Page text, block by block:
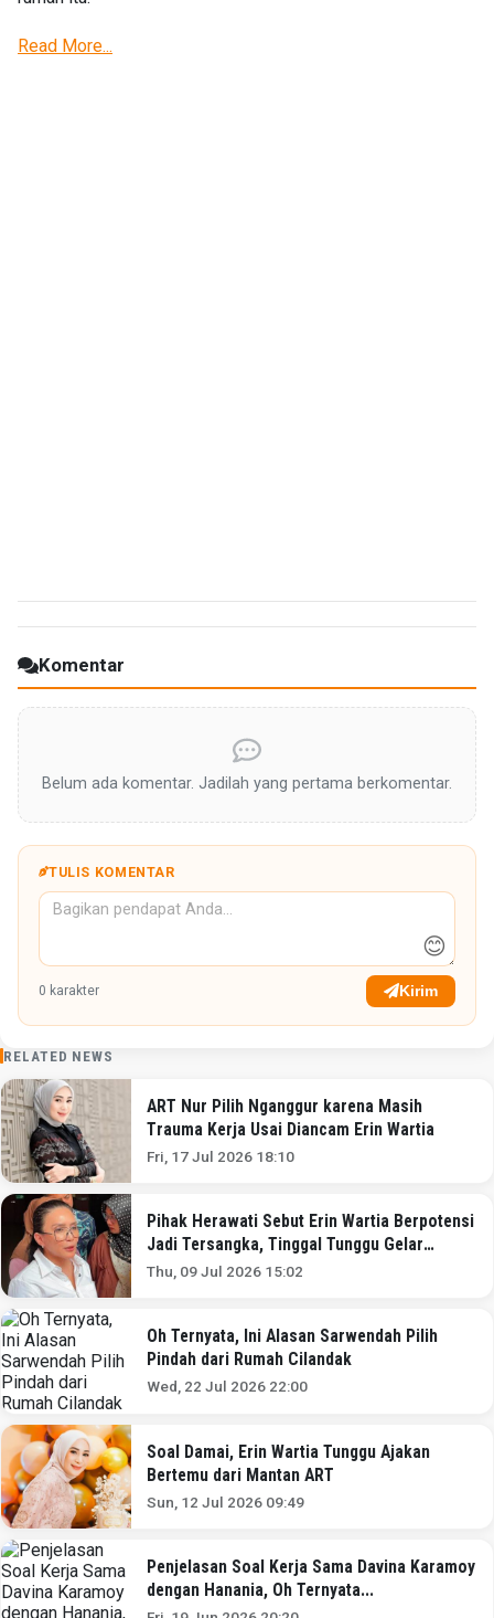
Read More...
Komentar
Belum ada komentar. Jadilah yang pertama berkomentar.
TULIS KOMENTAR
😊
0 karakter Kirim
RELATED NEWS
ART Nur Pilih Nganggur karena Masih
Trauma Kerja Usai Diancam Erin Wartia
Fri, 17 Jul 2026 18:10
Pihak Herawati Sebut Erin Wartia Berpotensi
Jadi Tersangka, Tinggal Tunggu Gelar
Perkara
Thu, 09 Jul 2026 15:02
Oh Ternyata, Ini Alasan Sarwendah Pilih
Pindah dari Rumah Cilandak
Wed, 22 Jul 2026 22:00
Soal Damai, Erin Wartia Tunggu Ajakan
Bertemu dari Mantan ART
Sun, 12 Jul 2026 09:49
Penjelasan Soal Kerja Sama Davina Karamoy
dengan Hanania, Oh Ternyata...